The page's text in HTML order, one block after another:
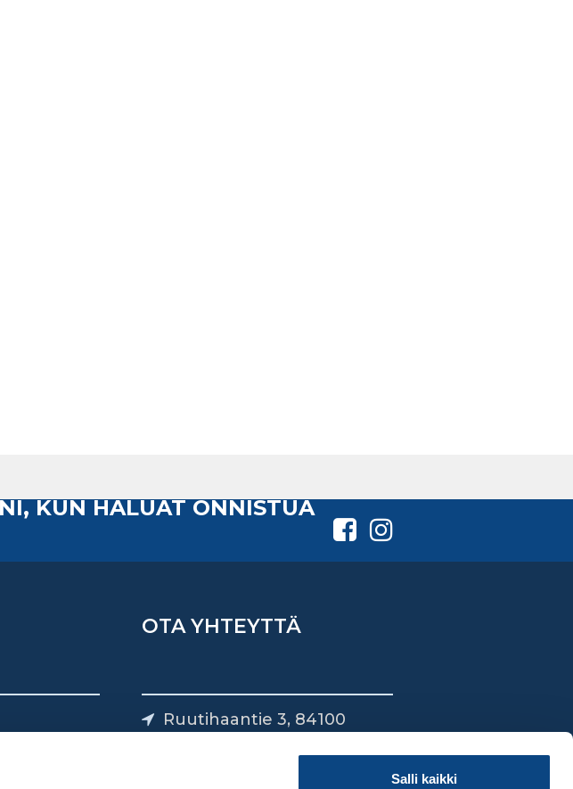
Salli kaikki
KUN HALUAT ONNISTUA
OTA YHTEYTTÄ
Ruutihaantie 3, 84100